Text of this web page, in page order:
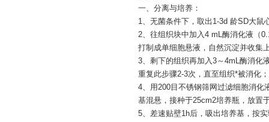
一、分离与培养：
1、无菌条件下，取出1-3d 龄SD大
2、往组织块中加入4 mL酶消化液（
打制成单细胞悬液，自然沉淀并收集
3、剩下的组织再加入3～4mL酶消
重复此步骤2-3次，直至组织*被消化；
4、用200目不锈钢筛网过滤细胞消化
基混悬，接种于25cm2培养瓶，放置
5、差速贴壁1h后，吸出培养基，按